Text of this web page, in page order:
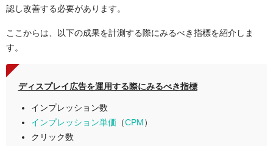
認し改善する必要があります。
ここからは、以下の成果を計測する際にみるべき指標を紹介しま
す。
ディスプレイ広告を運用する際にみるべき指標
インプレッション数
インプレッション単価 （CPM）
クリック数